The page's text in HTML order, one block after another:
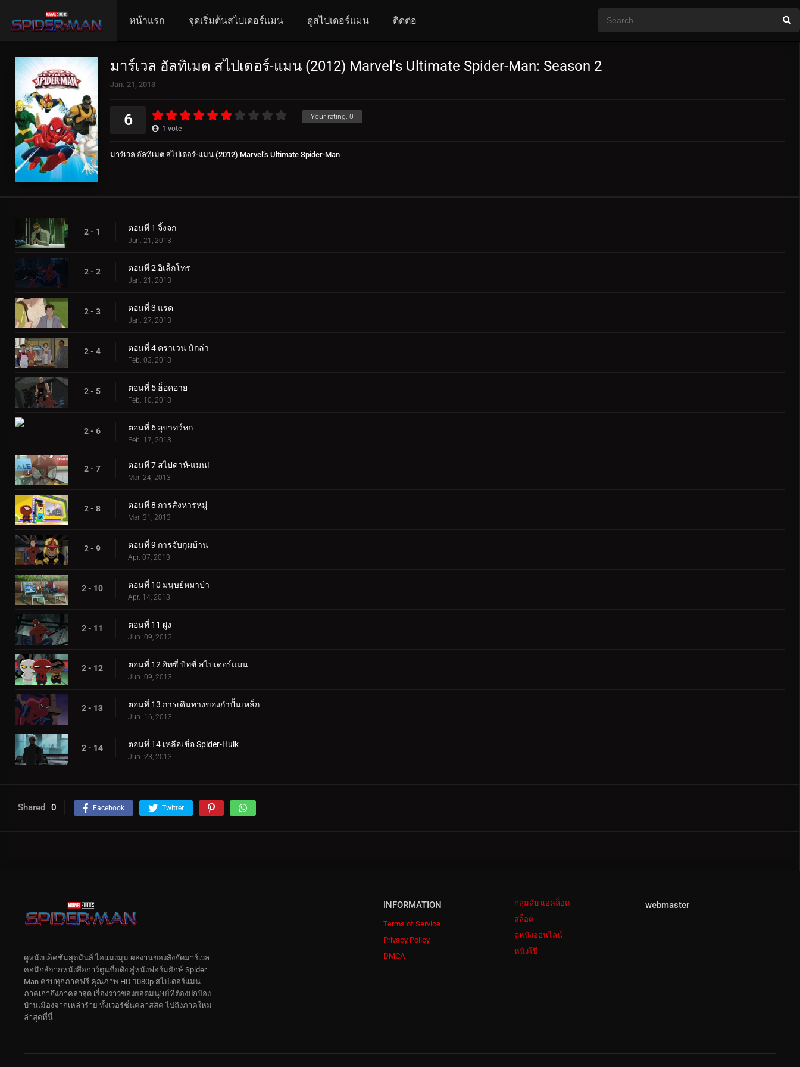
หน้าแรก จุดเริ่มต้นสไปเดอร์แมน ดูสไปเดอร์แมน ติดต่อ
มาร์เวล อัลทิเมต สไปเดอร์-แมน (2012) Marvel’s Ultimate Spider-Man: Season 2
Jan. 21, 2013
Your rating: 0
6 1 vote
มาร์เวล อัลทิเมต สไปเดอร์-แมน (2012) Marvel’s Ultimate Spider-Man
2 - 1 ตอนที่ 1 จิ้งจก
Jan. 21, 2013
2 - 2 ตอนที่ 2 อิเล็กโทร
Jan. 21, 2013
2 - 3 ตอนที่ 3 แรด
Jan. 27, 2013
2 - 4 ตอนที่ 4 คราเวน นักล่า
Feb. 03, 2013
2 - 5 ตอนที่ 5 ฮ็อคอาย
Feb. 10, 2013
2 - 6 ตอนที่ 6 อุบาทว์หก
Feb. 17, 2013
2 - 7 ตอนที่ 7 สไปดาห์-แมน!
Mar. 24, 2013
2 - 8 ตอนที่ 8 การสังหารหมู่
Mar. 31, 2013
2 - 9 ตอนที่ 9 การจับกุมบ้าน
Apr. 07, 2013
2 - 10 ตอนที่ 10 มนุษย์หมาป่า
Apr. 14, 2013
2 - 11 ตอนที่ 11 ฝูง
Jun. 09, 2013
2 - 12 ตอนที่ 12 อิทซี่ บิทซี่ สไปเดอร์แมน
Jun. 09, 2013
2 - 13 ตอนที่ 13 การเดินทางของกำปั้นเหล็ก
Jun. 16, 2013
2 - 14 ตอนที่ 14 เหลือเชื่อ Spider-Hulk
Jun. 23, 2013
Shared 0 Facebook Twitter
INFORMATION
Terms of Service
Privacy Policy
DMCA
กลุ่มลับ แอคล็อค
สล็อต
ดูหนังออนไลน์
หนังโป๊
webmaster
ดูหนังแอ็คชั่นสุดมันส์ ไอแมงมุม ผลงานของสังกัดมาร์เวล
คอมิกส์จากหนังสือการ์ตูนชื่อดัง สู่หนังฟอร์มยักษ์ Spider
Man ครบทุกภาคฟรี คุณภาพ HD 1080p สไปเดอร์แมน
ภาคเก่าถึงภาคล่าสุด เรื่องราวของยอดมนุษย์ที่ต้องปกป้อง
บ้านเมืองจากเหล่าร้าย ทั้งเวอร์ชั่นคลาสสิค ไปถึงภาคใหม่
ล่าสุดที่นี่